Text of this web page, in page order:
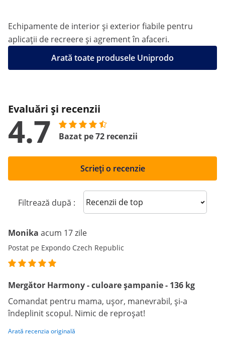
Echipamente de interior și exterior fiabile pentru
aplicații de recreere și agrement în afaceri.
Arată toate produsele Uniprodo
Evaluări și recenzii
4.7 Bazat pe 72 recenzii
Scrieți o recenzie
Filtrează după : Sort reviews
Monika acum 17 zile
Postat pe Expondo Czech Republic
Mergător Harmony - culoare șampanie - 136 kg
Comandat pentru mama, ușor, manevrabil, și-a
îndeplinit scopul. Nimic de reproșat!
Arată recenzia originală